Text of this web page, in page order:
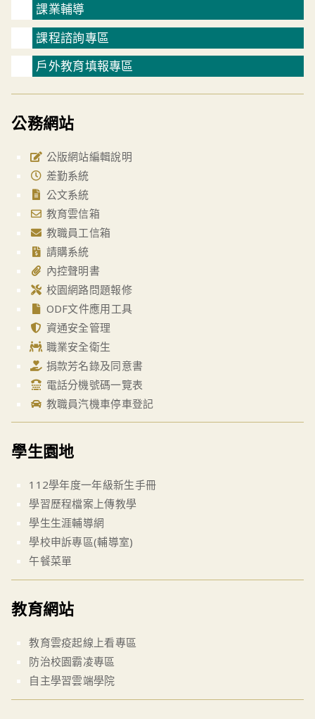
課業輔導
課程諮詢專區
戶外教育填報專區
公務網站
公版網站編輯說明
差勤系統
公文系統
教育雲信箱
教職員工信箱
請購系統
內控聲明書
校園網路問題報修
ODF文件應用工具
資通安全管理
職業安全衛生
捐款芳名錄及同意書
電話分機號碼一覽表
教職員汽機車停車登記
學生園地
112學年度一年級新生手冊
學習歷程檔案上傳教學
學生生涯輔導網
學校申訴專區(輔導室)
午餐菜單
教育網站
教育雲疫起線上看專區
防治校園霸凌專區
自主學習雲端學院